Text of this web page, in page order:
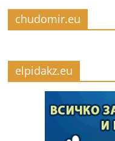
chudomir.eu
elpidakz.eu